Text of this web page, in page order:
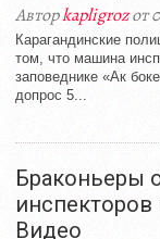
Авторkapligrozот
Карагандинские
том, что машина
заповеднике «Ак
допрос 5...
Браконьеры
инспекторов
Видео